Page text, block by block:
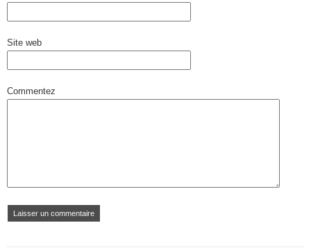
Site web
Commentez